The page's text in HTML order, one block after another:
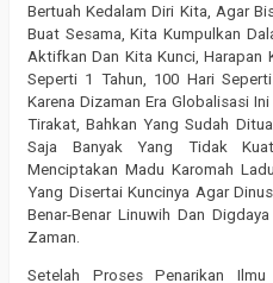
Bertuah Kedalam Diri Kita, Agar
Buat Sesama, Kita Kumpulkan
Aktifkan Dan Kita Kunci, Harapan
Seperti 1 Tahun, 100 Hari
Karena Dizaman Era Globalisasi
Tirakat, Bahkan Yang Sudah
Saja Banyak Yang Tidak
Menciptakan Madu Karomah
Yang Disertai Kuncinya Agar
Benar-Benar Linuwih Dan
Zaman.
Setelah Proses Penarikan